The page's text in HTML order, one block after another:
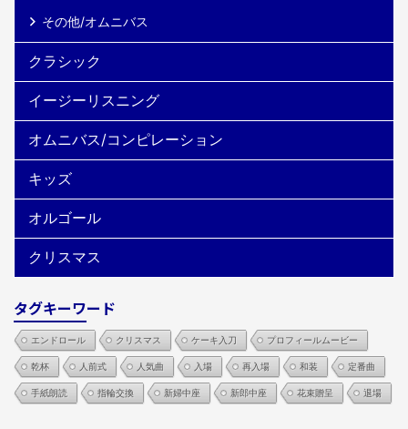
その他/オムニバス
クラシック
イージーリスニング
オムニバス/コンピレーション
キッズ
オルゴール
クリスマス
タグキーワード
エンドロール クリスマス ケーキ入刀 プロフィールムービー
乾杯 人前式 人気曲 入場 再入場 和装 定番曲
手紙朗読 指輪交換 新婦中座 新郎中座 花束贈呈 退場